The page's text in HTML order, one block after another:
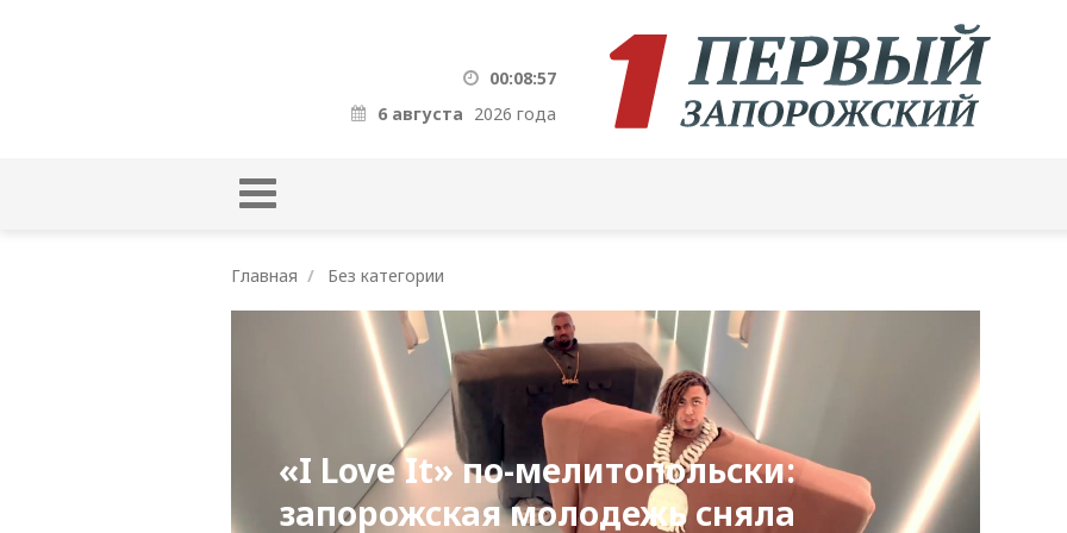
00:08:57
6 августа 2026 года
Главная Без категории
«I Love It» по-мелитопольски:
запорожская молодежь сняла